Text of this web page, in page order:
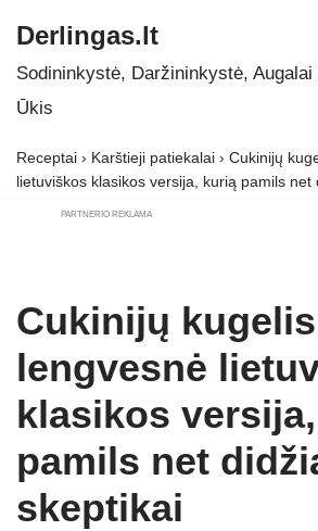
Skip
to
Derlingas.lt
Sodininkystė, Daržininkystė, Augalai
Ūkis
Receptai › Karštieji patiekalai › Cukinijų
lietuviškos klasikos versija, kurią pamils net
PARTNERIO REKLAMA
Cukinijų
lengvesnė
klasikos
pamils net
skeptikai